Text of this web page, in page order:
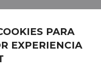
PARA
EXPERIENCIA